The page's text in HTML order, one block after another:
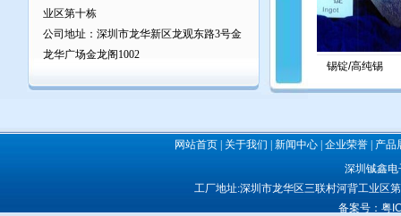
业区第十栋
公司地址：深圳市龙华新区龙观东路3号金
龙华广场金龙阁1002
锡锭/高纯锡
网站首页| 关于我们 新闻中心| 企业荣誉|
产品
深圳铖鑫电
工厂地址:深圳市龙华区三联村河背工业区
备案号： 粤